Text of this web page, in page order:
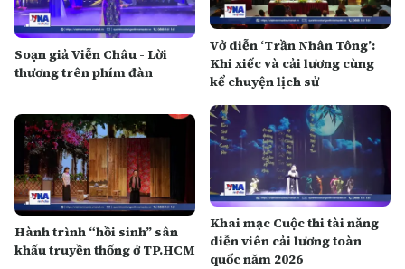
Soạn giả Viễn Châu - Lời
thương trên phím đàn
Vở diễn ‘Trần Nhân Tông’:
Khi xiếc và cải lương cùng
kể chuyện lịch sử
Hành trình “hồi sinh” sân
khấu truyền thống ở TP.HCM
Khai mạc Cuộc thi tài năng
diễn viên cải lương toàn
quốc năm 2026